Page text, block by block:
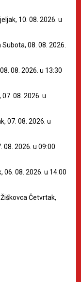
10. 08. 2026. u
08. 08. 2026.
08. 2026. u 13:30
08. 2026. u
07. 08. 2026. u
08. 2026. u 09:00
06. 08. 2026. u 14:00
Četvrtak,